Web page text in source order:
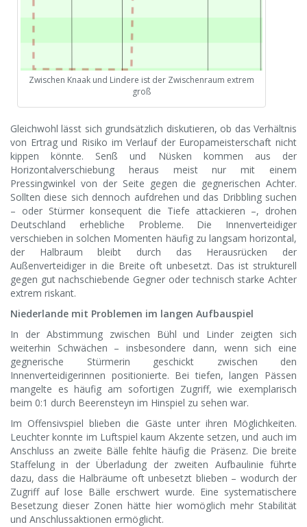
Zwischen Knaak und Lindere ist der Zwischenraum extrem
groß
Gleichwohl lässt sich grundsätzlich diskutieren, ob das Verhältnis
von Ertrag und Risiko im Verlauf der Europameisterschaft nicht
kippen könnte. Senß und Nüsken kommen aus der
Horizontalverschiebung heraus meist nur mit einem
Pressingwinkel von der Seite gegen die gegnerischen Achter.
Sollten diese sich dennoch aufdrehen und das Dribbling suchen
– oder Stürmer konsequent die Tiefe attackieren –, drohen
Deutschland erhebliche Probleme. Die Innenverteidiger
verschieben in solchen Momenten häufig zu langsam horizontal,
der Halbraum bleibt durch das Herausrücken der
Außenverteidiger in die Breite oft unbesetzt. Das ist strukturell
gegen gut nachschiebende Gegner oder technisch starke Achter
extrem riskant.
Niederlande mit Problemen im langen Aufbauspiel
In der Abstimmung zwischen Bühl und Linder zeigten sich
weiterhin Schwächen – insbesondere dann, wenn sich eine
gegnerische Stürmerin geschickt zwischen den
Innenverteidigerinnen positionierte. Bei tiefen, langen Pässen
mangelte es häufig am sofortigen Zugriff, wie exemplarisch
beim 0:1 durch Beerensteyn im Hinspiel zu sehen war.
Im Offensivspiel blieben die Gäste unter ihren Möglichkeiten.
Leuchter konnte im Luftspiel kaum Akzente setzen, und auch im
Anschluss an zweite Bälle fehlte häufig die Präsenz. Die breite
Staffelung in der Überladung der zweiten Aufbaulinie führte
dazu, dass die Halbräume oft unbesetzt blieben – wodurch der
Zugriff auf lose Bälle erschwert wurde. Eine systematischere
Besetzung dieser Zonen hätte hier womöglich mehr Stabilität
und Anschlussaktionen ermöglicht.